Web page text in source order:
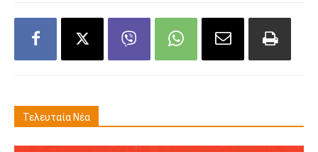
Τελευταία Νέα